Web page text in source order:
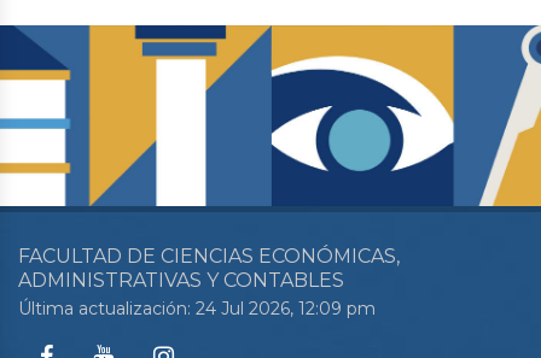
FACULTAD DE CIENCIAS ECONÓMICAS,
ADMINISTRATIVAS Y CONTABLES
Última actualización: 24 Jul 2026, 12:09 pm